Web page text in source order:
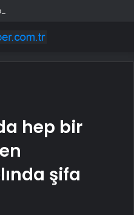
rüzgârı esti
hep bir
şifa